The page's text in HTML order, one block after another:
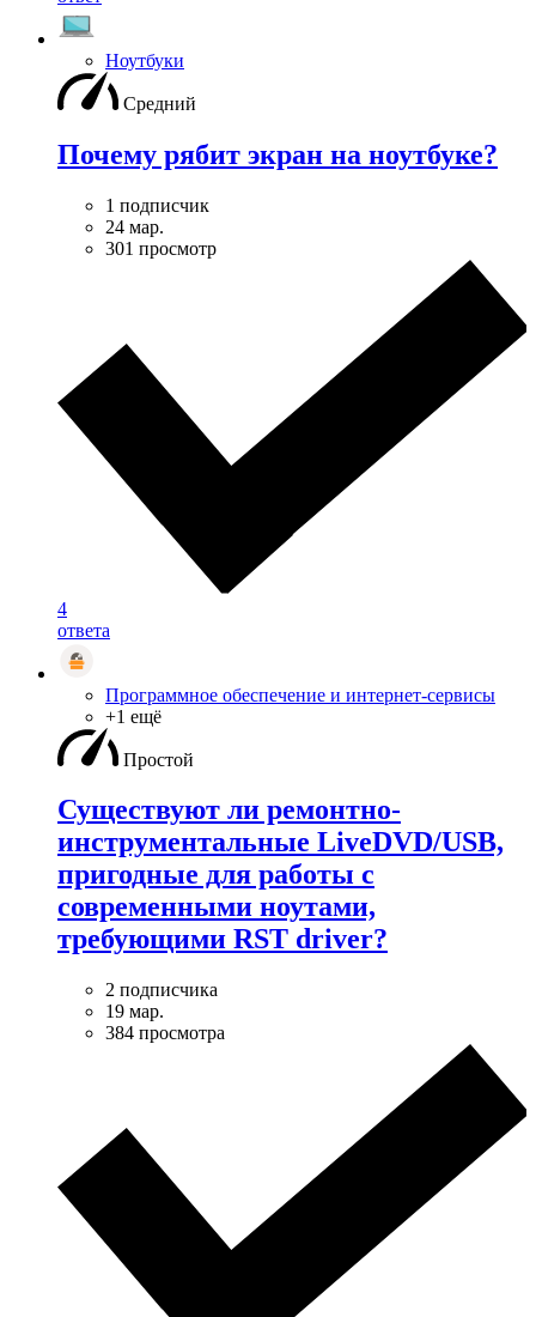
Ноутбуки
Средний
Почему рябит экран на ноутбуке?
1 подписчик
24 мар.
301 просмотр
4
ответа
Программное обеспечение и интернет-сервисы
+1 ещё
Простой
Существуют ли ремонтно-
инструментальные LiveDVD/USB,
пригодные для работы с
современными ноутами,
требующими RST driver?
2 подписчика
19 мар.
384 просмотра